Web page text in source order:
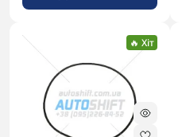
🔥 Хіт